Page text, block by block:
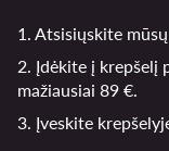
1. Atsisiųskite
2. Įdėkite į krepšelį
mažiausiai 89 €.
3. Įveskite